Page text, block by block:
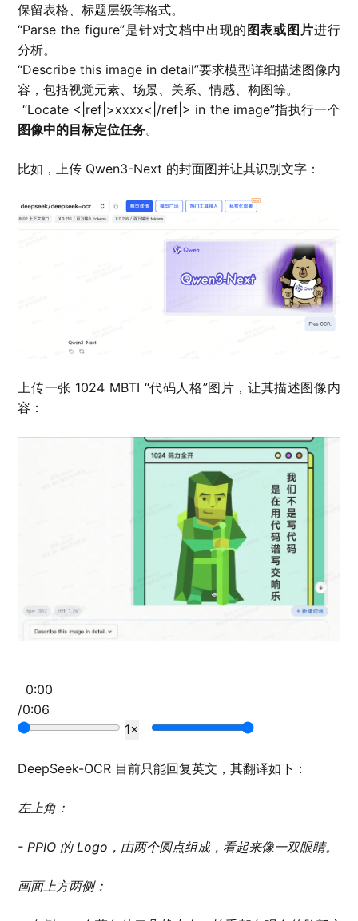
保留表格、标题层级等格式。
“Parse the figure”是针对文档中出现的 图表或图片进行
分析。
“Describe this image in detail”要求模型详细描述图像内
容，包括视觉元素、场景、关系、情感、构图等。
“Locate <|ref|>xxxx<|/ref|> in the image”指执行一个
图像中的目标定位任务。
比如，上传 Qwen3-Next 的封面图并让其识别文字：
上传一张 1024 MBTI “代码人格”图片，让其描述图像内
容：
0:00
/0:06
1×
DeepSeek-OCR 目前只能回复英文，其翻译如下：
左上角：
- PPIO 的 Logo，由两个圆点组成，看起来像一双眼睛。
画面上方两侧：